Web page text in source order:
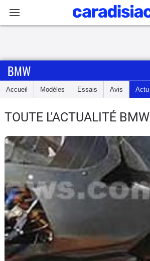
Accueil
Essais
Equipement
Avis
Forum
Scooters
&
125
BMW
Accueil Modèles Essais Avis Actu
TOUTE L'ACTUALITÉ BMW